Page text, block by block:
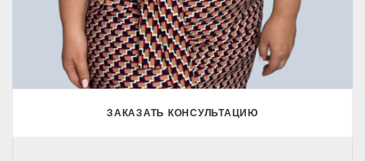
ЗАКАЗАТЬ КОНСУЛЬТАЦИЮ